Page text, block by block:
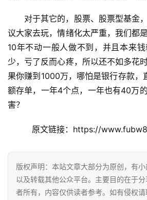
简
评
手
赚
A
登录 注册
对于其它的，股票、股票型基金
议大家去玩，情绪化太严重，我们都
10年不动一般人做不到，并且本来
少，亏了反而心疼，所以还不如多花
果你赚到1000万，哪怕是银行存款，
额存单，一年4个点，一年也有40万
害？
原文链接：https://
版权声明：本站文章大部分为原创，有
以及转载其他公众平台。主要目的在于
者所有，内容仅供读者参考。如有侵权